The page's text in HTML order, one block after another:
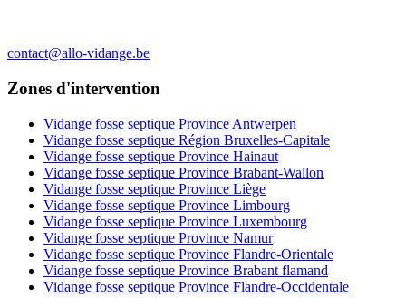
contact@allo-vidange.be
Zones d'intervention
Vidange fosse septique Province Antwerpen
Vidange fosse septique Région Bruxelles-Capitale
Vidange fosse septique Province Hainaut
Vidange fosse septique Province Brabant-Wallon
Vidange fosse septique Province Liège
Vidange fosse septique Province Limbourg
Vidange fosse septique Province Luxembourg
Vidange fosse septique Province Namur
Vidange fosse septique Province Flandre-Orientale
Vidange fosse septique Province Brabant flamand
Vidange fosse septique Province Flandre-Occidentale